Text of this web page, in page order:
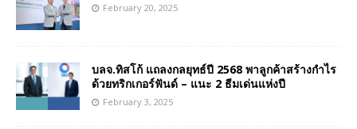
February 20, 2025
บลจ.ทิสโก้ แถลงกลยุทธ์ปี 2568 พาลูกค้าสร้างกำไร
ด้วยทริกเกอร์ฟันด์ – แนะ 2 ธีมเด่นแห่งปี
February 3, 2025